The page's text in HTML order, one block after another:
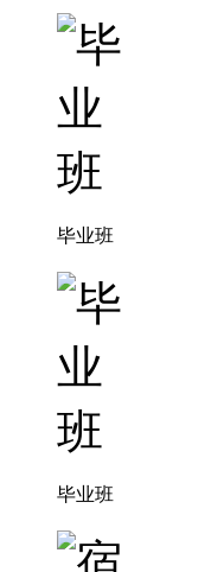
毕业班
毕业班